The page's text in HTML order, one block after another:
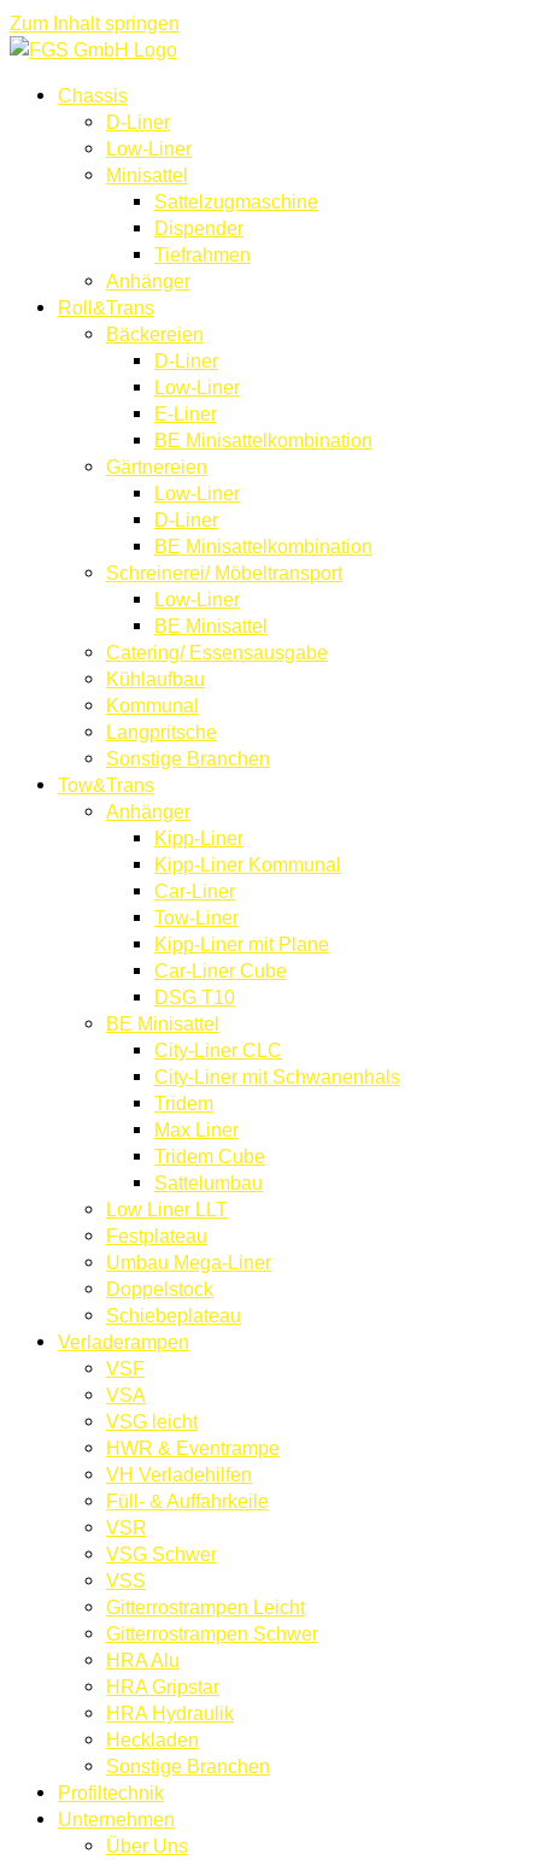
Zum Inhalt springen
Chassis
D-Liner
Low-Liner
Minisattel
Sattelzugmaschine
Dispender
Tiefrahmen
Anhänger
Roll&Trans
Bäckereien
D-Liner
Low-Liner
E-Liner
BE Minisattelkombination
Gärtnereien
Low-Liner
D-Liner
BE Minisattelkombination
Schreinerei/ Möbeltransport
Low-Liner
BE Minisattel
Catering/ Essensausgabe
Kühlaufbau
Kommunal
Langpritsche
Sonstige Branchen
Tow&Trans
Anhänger
Kipp-Liner
Kipp-Liner Kommunal
Car-Liner
Tow-Liner
Kipp-Liner mit Plane
Car-Liner Cube
DSG T10
BE Minisattel
City-Liner CLC
City-Liner mit Schwanenhals
Tridem
Max Liner
Tridem Cube
Sattelumbau
Low Liner LLT
Festplateau
Umbau Mega-Liner
Doppelstock
Schiebeplateau
Verladerampen
VSF
VSA
VSG leicht
HWR & Eventrampe
VH Verladehilfen
Füll- & Auffahrkeile
VSR
VSG Schwer
VSS
Gitterrostrampen Leicht
Gitterrostrampen Schwer
HRA Alu
HRA Gripstar
HRA Hydraulik
Heckladen
Sonstige Branchen
Profiltechnik
Unternehmen
Über Uns